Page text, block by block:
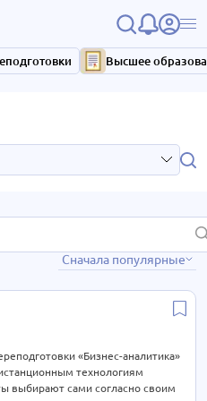
Высшее
3 курса
37 курсов
7 курсов
33 курса
Сначала популярные
«Бизнес-аналитика»
технологиям
выбирают сами согласно своим